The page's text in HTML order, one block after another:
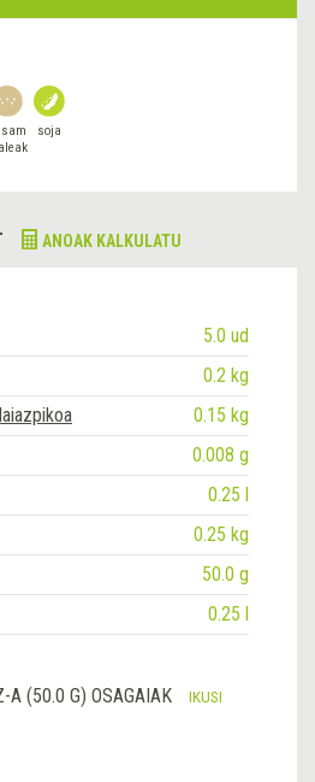
soja
ANOAK KALKULATU
5.0 ud
0.2 kg
0.15 kg
0.008 g
0.25 l
0.25 kg
50.0 g
0.25 l
A (50.0 G) OSAGAIAK
IKUSI